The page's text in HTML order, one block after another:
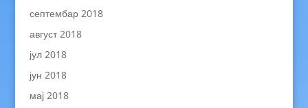
септембар 2018
август 2018
јул 2018
јун 2018
мај 2018